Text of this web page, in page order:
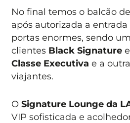
No final temos o balcão
após autorizada a
portas enormes, sendo
clientes Black Signature
Classe Executiva e a
viajantes.
OSignature Lounge da
VIP sofisticada e